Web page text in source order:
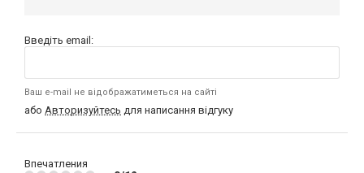
Введіть email:
Ваш e-mail не відображатиметься на сайті
або Авторизуйтесь для написання відгуку
Впечатления